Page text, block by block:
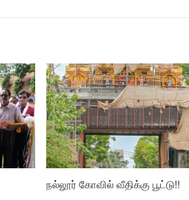
நல்லூர் கோவில் வீதிக்கு பூட்டு!!